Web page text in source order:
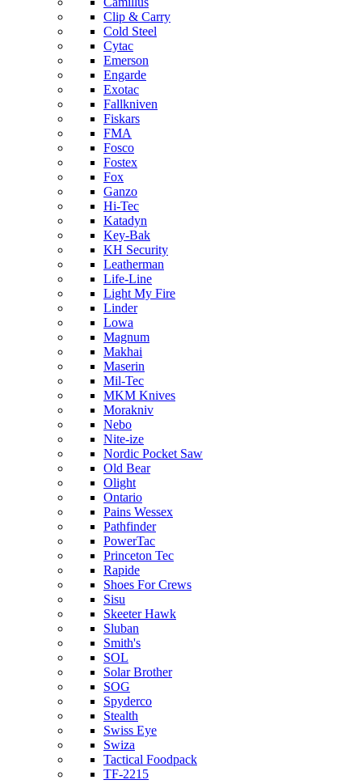
Clip & Carry
Cold Steel
Cytac
Emerson
Engarde
Exotac
Fallkniven
Fiskars
FMA
Fosco
Fostex
Fox
Ganzo
Hi-Tec
Katadyn
Key-Bak
KH Security
Leatherman
Life-Line
Light My Fire
Linder
Lowa
Magnum
Makhai
Maserin
Mil-Tec
MKM Knives
Morakniv
Nebo
Nite-ize
Nordic Pocket Saw
Old Bear
Olight
Ontario
Pains Wessex
Pathfinder
PowerTac
Princeton Tec
Rapide
Shoes For Crews
Sisu
Skeeter Hawk
Sluban
Smith's
SOL
Solar Brother
SOG
Spyderco
Stealth
Swiss Eye
Swiza
Tactical Foodpack
TF-2215